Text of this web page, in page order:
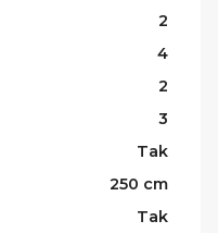
2
4
2
3
Tak
250 cm
Tak